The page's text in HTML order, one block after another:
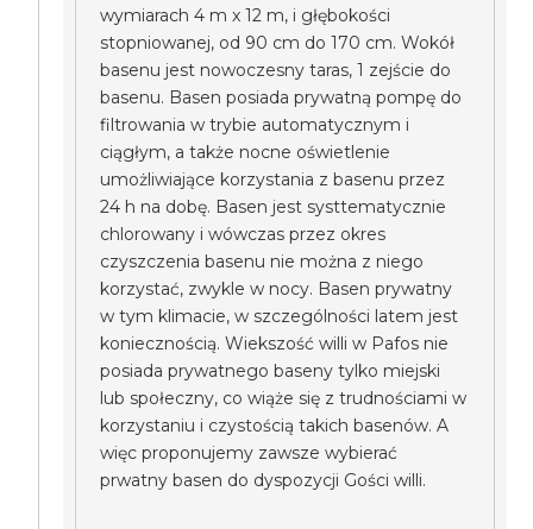
wymiarach 4 m x 12 m, i głębokości
stopniowanej, od 90 cm do 170 cm. Wokół
basenu jest nowoczesny taras, 1 zejście do
basenu. Basen posiada prywatną pompę do
filtrowania w trybie automatycznym i
ciągłym, a także nocne oświetlenie
umożliwiające korzystania z basenu przez
24 h na dobę. Basen jest systtematycznie
chlorowany i wówczas przez okres
czyszczenia basenu nie można z niego
korzystać, zwykle w nocy. Basen prywatny
w tym klimacie, w szczególności latem jest
koniecznością. Wiekszość willi w Pafos nie
posiada prywatnego baseny tylko miejski
lub społeczny, co wiąże się z trudnościami w
korzystaniu i czystością takich basenów. A
więc proponujemy zawsze wybierać
prwatny basen do dyspozycji Gości willi.